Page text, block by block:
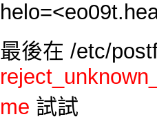
最後在 /etc/
me 試試